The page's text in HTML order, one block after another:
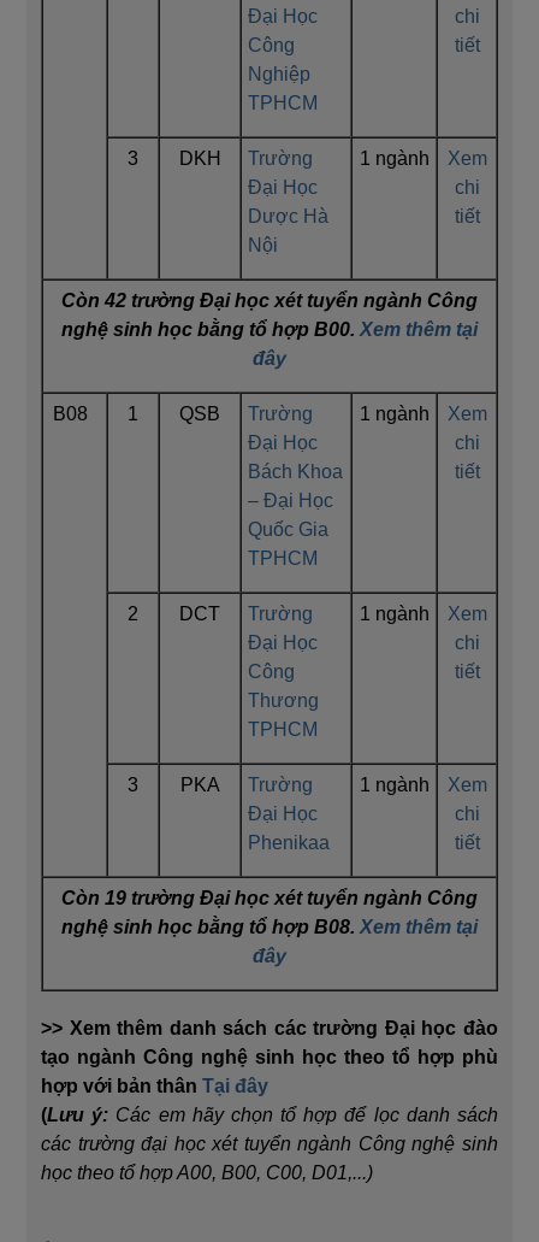
Đại Học
Công
Nghiệp
TPHCM
chi
tiết
3 DKH
Trường
Đại Học
Dược Hà
Nội
1 ngành
Xem
chi
tiết
Còn 42 trường Đại học xét tuyển ngành Công
nghệ sinh học bằng tổ hợp B00. Xem thêm tại
đây
B08 1 QSB
Trường
Đại Học
Bách Khoa
– Đại Học
Quốc Gia
TPHCM
1 ngành
Xem
chi
tiết
2 DCT
Trường
Đại Học
Công
Thương
TPHCM
1 ngành
Xem
chi
tiết
3 PKA
Trường
Đại Học
Phenikaa
1 ngành
Xem
chi
tiết
Còn 19 trường Đại học xét tuyển ngành Công
nghệ sinh học bằng tổ hợp B08. Xem thêm tại
đây
>> Xem thêm danh sách các trường Đại học đào
tạo ngành Công nghệ sinh học theo tổ hợp phù
hợp với bản thân Tại đây
(Lưu ý: Các em hãy chọn tổ hợp để lọc danh sách
các trường đại học xét tuyển ngành Công nghệ sinh
học theo tổ hợp A00, B00, C00, D01,...)